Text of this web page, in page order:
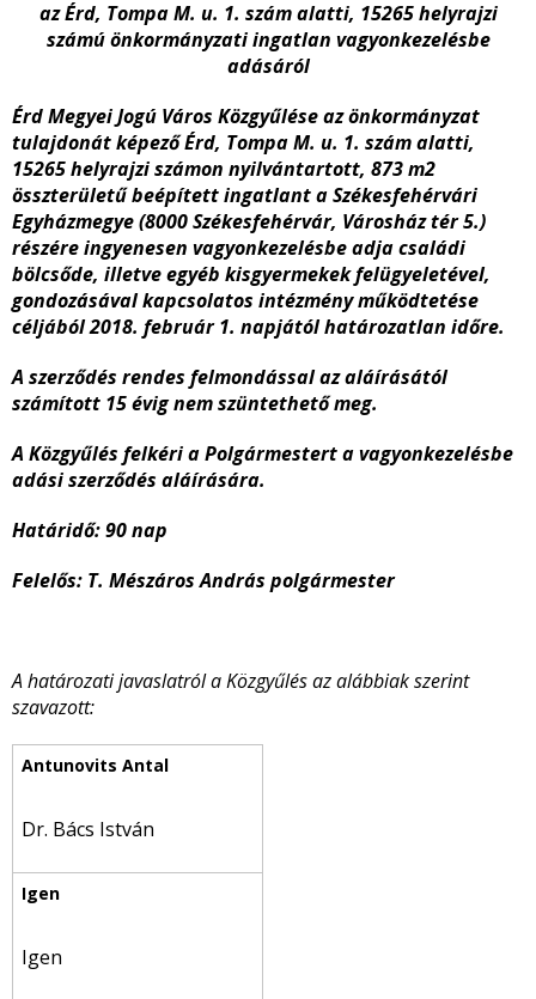
az Érd, Tompa M. u. 1. szám alatti, 15265 helyrajzi
számú önkormányzati ingatlan vagyonkezelésbe
adásáról
Érd Megyei Jogú Város Közgyűlése az önkormányzat
tulajdonát képező Érd, Tompa M. u. 1. szám alatti,
15265 helyrajzi számon nyilvántartott, 873 m2
összterületű beépített ingatlant a Székesfehérvári
Egyházmegye (8000 Székesfehérvár, Városház tér 5.)
részére ingyenesen vagyonkezelésbe adja családi
bölcsőde, illetve egyéb kisgyermekek felügyeletével,
gondozásával kapcsolatos intézmény működtetése
céljából 2018. február 1. napjától határozatlan időre.
A szerződés rendes felmondással az aláírásától
számított 15 évig nem szüntethető meg.
A Közgyűlés felkéri a Polgármestert a vagyonkezelésbe
adási szerződés aláírására.
Határidő: 90 nap
Felelős: T. Mészáros András polgármester
A határozati javaslatról a Közgyűlés az alábbiak szerint
szavazott:
Dr. Bács István
Igen